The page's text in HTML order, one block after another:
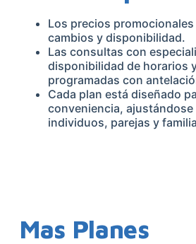
Los precios
cambios y disponibilidad.
Las consultas con
disponibilidad de horarios
programadas con
Cada plan está diseñado
conveniencia, ajustándose
individuos, parejas y
Mas Planes